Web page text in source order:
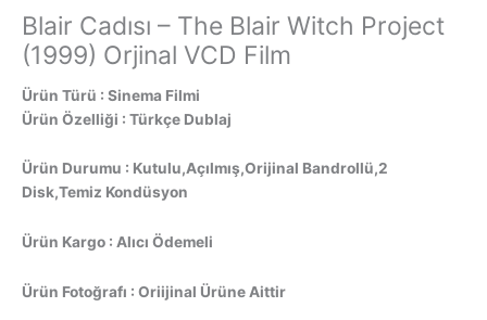
Blair Cadısı – The Blair Witch Project
(1999) Orjinal VCD Film
Ürün Türü : Sinema Filmi
Ürün Özelliği : Türkçe Dublaj
Ürün Durumu : Kutulu,Açılmış,Orijinal Bandrollü,2
Disk,Temiz Kondüsyon
Ürün Kargo : Alıcı Ödemeli
Ürün Fotoğrafı : Oriijinal Ürüne Aittir